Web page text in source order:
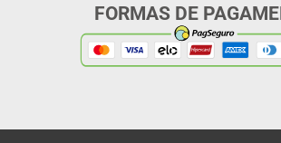
FORMAS DE